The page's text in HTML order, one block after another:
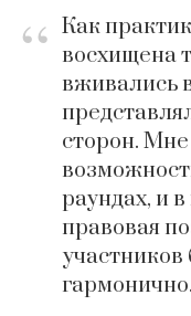
“ Как
восхищена
вживались
сторон.
раундах, и
правовая
гармонично.